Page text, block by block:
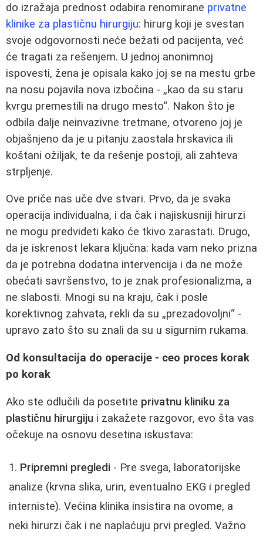
do izražaja prednost odabira renomirane privatne
klinike za plastičnu hirurgiju: hirurg koji je svestan
svoje odgovornosti neće bežati od pacijenta, već
će tragati za rešenjem. U jednoj anonimnoj
ispovesti, žena je opisala kako joj se na mestu grbe
na nosu pojavila nova izbočina - „kao da su staru
kvrgu premestili na drugo mesto“. Nakon što je
odbila dalje neinvazivne tretmane, otvoreno joj je
objašnjeno da je u pitanju zaostala hrskavica ili
koštani ožiljak, te da rešenje postoji, ali zahteva
strpljenje.
Ove priče nas uče dve stvari. Prvo, da je svaka
operacija individualna, i da čak i najiskusniji hirurzi
ne mogu predvideti kako će tkivo zarastati. Drugo,
da je iskrenost lekara ključna: kada vam neko prizna
da je potrebna dodatna intervencija i da ne može
obećati savršenstvo, to je znak profesionalizma, a
ne slabosti. Mnogi su na kraju, čak i posle
korektivnog zahvata, rekli da su „prezadovoljni“ -
upravo zato što su znali da su u sigurnim rukama.
Od konsultacija do operacije - ceo proces korak
po korak
Ako ste odlučili da posetite privatnu kliniku za
plastičnu hirurgiju i zakažete razgovor, evo šta vas
očekuje na osnovu desetina iskustava:
Pripremni pregledi - Pre svega, laboratorijske
analize (krvna slika, urin, eventualno EKG i pregled
interniste). Većina klinika insistira na ovome, a
neki hirurzi čak i ne naplaćuju prvi pregled. Važno